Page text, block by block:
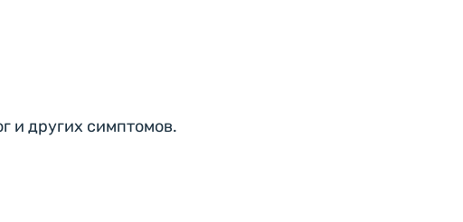
и других симптомов.